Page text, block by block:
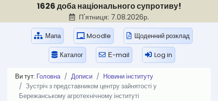
1626 доба національного супротиву!
П'ятниця: 7.08.2026р.
Мапа Moodle Щоденний розклад
Каталог Е-mail Log in
Ви тут: Головна Дописи
Новини інституту
Зустріч з представником центру зайнятості у
Бережанському агротехнічному інституті